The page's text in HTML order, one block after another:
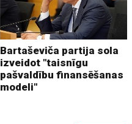
Bartaševiča partija sola
izveidot "taisnīgu
pašvaldību finansēšanas
modeli"